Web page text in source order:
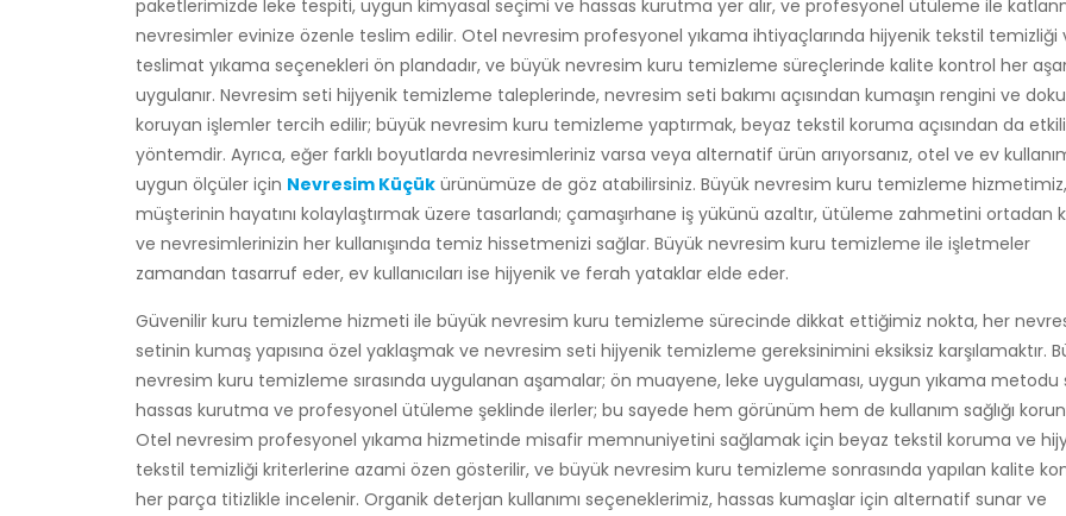
paketlerimizde leke tespiti, uygun kimyasal seçimi ve hassas kurutma yer alır, ve profesyonel ütüleme ile
nevresimler evinize özenle teslim edilir. Otel nevresim profesyonel yıkama ihtiyaçlarında hijyenik tekstil temizliği
teslimat yıkama seçenekleri ön plandadır, ve büyük nevresim kuru temizleme süreçlerinde kalite kontrol her
uygulanır. Nevresim seti hijyenik temizleme taleplerinde, nevresim seti bakımı açısından kumaşın rengini ve
koruyan işlemler tercih edilir; büyük nevresim kuru temizleme yaptırmak, beyaz tekstil koruma açısından da
yöntemdir. Ayrıca, eğer farklı boyutlarda nevresimleriniz varsa veya alternatif ürün arıyorsanız, otel ve ev
uygun ölçüler için Nevresim Küçük ürünümüze de göz atabilirsiniz. Büyük nevresim kuru temizleme hizmetimiz,
müşterinin hayatını kolaylaştırmak üzere tasarlandı; çamaşırhane iş yükünü azaltır, ütüleme zahmetini ortadan
ve nevresimlerinizin her kullanışında temiz hissetmenizi sağlar. Büyük nevresim kuru temizleme ile işletmeler
zamandan tasarruf eder, ev kullanıcıları ise hijyenik ve ferah yataklar elde eder.
Güvenilir kuru temizleme hizmeti ile büyük nevresim kuru temizleme sürecinde dikkat ettiğimiz nokta, her
setinin kumaş yapısına özel yaklaşmak ve nevresim seti hijyenik temizleme gereksinimini eksiksiz karşılamaktır.
nevresim kuru temizleme sırasında uygulanan aşamalar; ön muayene, leke uygulaması, uygun yıkama metodu
hassas kurutma ve profesyonel ütüleme şeklinde ilerler; bu sayede hem görünüm hem de kullanım sağlığı
Otel nevresim profesyonel yıkama hizmetinde misafir memnuniyetini sağlamak için beyaz tekstil koruma ve
tekstil temizliği kriterlerine azami özen gösterilir, ve büyük nevresim kuru temizleme sonrasında yapılan kalite
her parça titizlikle incelenir. Organik deterjan kullanımı seçeneklerimiz, hassas kumaşlar için alternatif sunar ve